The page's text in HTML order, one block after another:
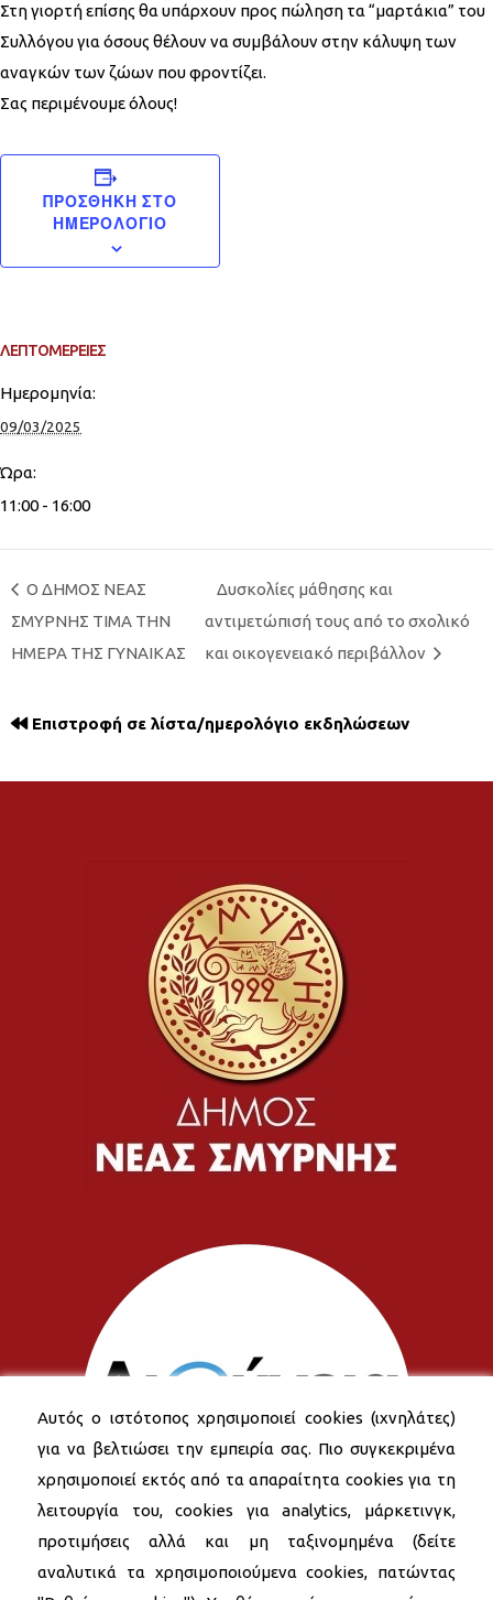
Στη γιορτή επίσης θα υπάρχουν προς πώληση τα “μαρτάκια” του
Συλλόγου για όσους θέλουν να συμβάλουν στην κάλυψη των
αναγκών των ζώων που φροντίζει.
Σας περιμένουμε όλους!
ΠΡΟΣΘΉΚΗ ΣΤΟ
ΗΜΕΡΟΛΌΓΙΟ
ΛΕΠΤΟΜΈΡΕΙΕΣ
Ημερομηνία:
09/03/2025
Ώρα:
11:00 - 16:00
Ο ΔΗΜΟΣ ΝΕΑΣ
ΣΜΥΡΝΗΣ ΤΙΜΑ ΤΗΝ
ΗΜΕΡΑ ΤΗΣ ΓΥΝΑΙΚΑΣ
Δυσκολίες μάθησης και
αντιμετώπισή τους από το σχολικό
και οικογενειακό περιβάλλον
Επιστροφή σε λίστα/ημερολόγιο εκδηλώσεων
Αυτός ο ιστότοπος χρησιμοποιεί cookies (ιχνηλάτες)
για να βελτιώσει την εμπειρία σας. Πιο συγκεκριμένα
χρησιμοποιεί εκτός από τα απαραίτητα cookies για τη
λειτουργία του, cookies για analytics, μάρκετινγκ,
προτιμήσεις αλλά και μη ταξινομημένα (δείτε
αναλυτικά τα χρησιμοποιούμενα cookies, πατώντας